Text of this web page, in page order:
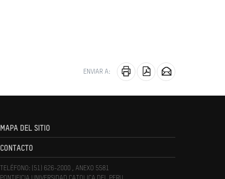
ENVIAR A:
MAPA DEL SITIO
CONTACTO
TELÉFONO: (51) 626-2000 , ANEXO 5581